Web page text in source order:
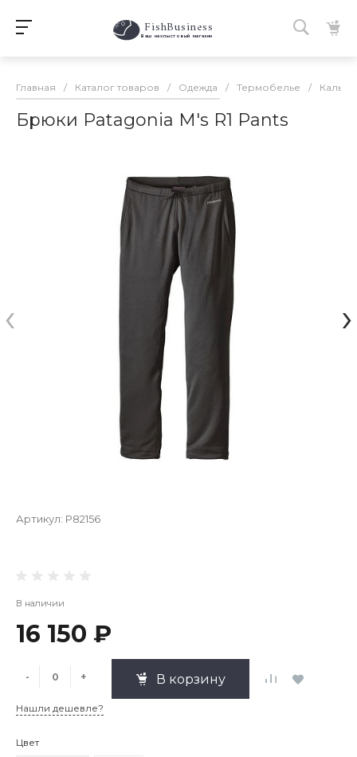
FishBusiness
Ваш нахлыстовый магазин
Главная / Каталог товаров / Одежда / Термобелье /
Брюки Patagonia M's R1 Pants
‹ ›
Артикул: P82156
В наличии
16 150 ₽
- + В корзину
Нашли дешевле?
Цвет